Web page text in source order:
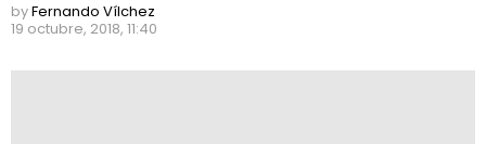
byFernando Vílchez
19 octubre, 2018, 11:40